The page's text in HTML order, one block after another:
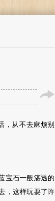
从不去麻烦别
宝石一般湛透的
，这样玩耍了许